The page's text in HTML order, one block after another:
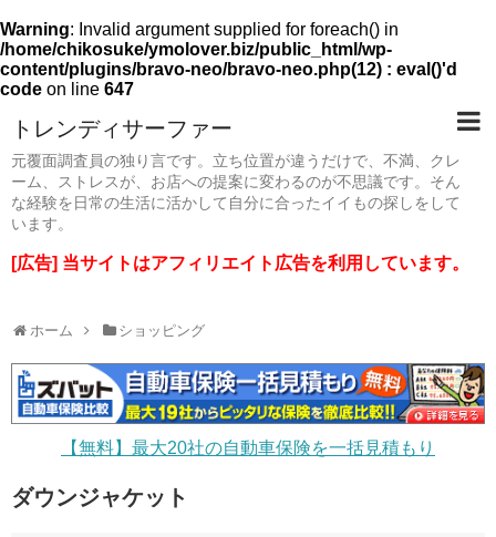
Warning: Invalid argument supplied for foreach() in
/home/chikosuke/ymolover.biz/public_html/wp-
content/plugins/bravo-neo/bravo-neo.php(12) : eval()'d
code on line 647
トレンディサーファー
元覆面調査員の独り言です。立ち位置が違うだけで、不満、クレ
ーム、ストレスが、お店への提案に変わるのが不思議です。そん
な経験を日常の生活に活かして自分に合ったイイもの探しをして
います。
[広告] 当サイトはアフィリエイト広告を利用しています。
ホーム ショッピング
【無料】最大20社の自動車保険を一括見積もり
ダウンジャケット